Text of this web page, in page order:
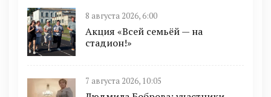
8 августа 2026, 6:00
Акция «Всей семьёй — на
стадион!»
7 августа 2026, 10:05